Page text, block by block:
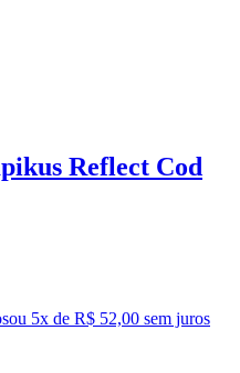
Reflect Cod
ou 5x de R$ 52,00 sem juros